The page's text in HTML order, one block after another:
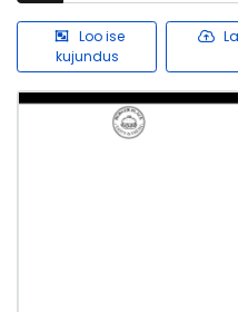
Loo ise
kujundus